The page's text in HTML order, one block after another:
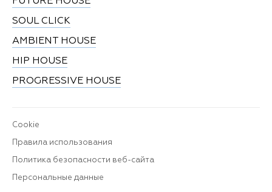
SOUL CLICK
AMBIENT HOUSE
HIP HOUSE
PROGRESSIVE HOUSE
Cookie
Правила использования
Политика безопасности веб-сайта
Персональные данные